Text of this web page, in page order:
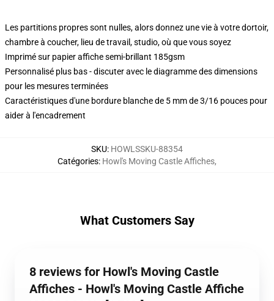
Les partitions propres sont nulles, alors donnez une vie à votre dortoir,
chambre à coucher, lieu de travail, studio, où que vous soyez
Imprimé sur papier affiche semi-brillant 185gsm
Personnalisé plus bas - discuter avec le diagramme des dimensions
pour les mesures terminées
Caractéristiques d'une bordure blanche de 5 mm de 3/16 pouces pour
aider à l'encadrement
SKU: HOWLSSKU-88354
Catégories: Howl's Moving Castle Affiches,
What Customers Say
8 reviews for Howl's Moving Castle
Affiches - Howl's Moving Castle Affiche